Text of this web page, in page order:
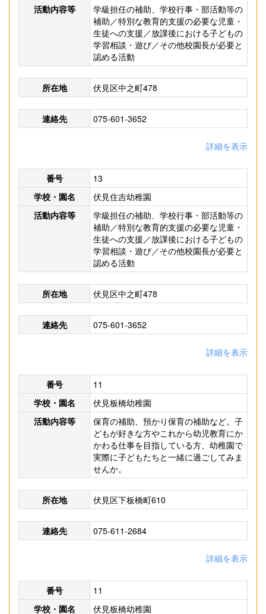
活動内容等
学級担任の補助、学校行事・部活動等の
補助／特別な教育的支援の必要な児童・
生徒への支援／放課後における子どもの
学習相談・遊び／その他校園長が必要と
認める活動
所在地 伏見区中之町478
連絡先 075-601-3652
詳細を表示
番号
13
学校・園名
伏見住吉幼稚園
活動内容等
学級担任の補助、学校行事・部活動等の
補助／特別な教育的支援の必要な児童・
生徒への支援／放課後における子どもの
学習相談・遊び／その他校園長が必要と
認める活動
所在地 伏見区中之町478
連絡先 075-601-3652
詳細を表示
番号
11
学校・園名
伏見板橋幼稚園
活動内容等
保育の補助、預かり保育の補助など。子
どもが好きな方やこれから幼児教育にか
かわる仕事を目指している方、幼稚園で
実際に子どもたちと一緒に過ごしてみま
せんか。
所在地 伏見区下板橋町610
連絡先 075-611-2684
詳細を表示
番号
11
学校・園名
伏見板橋幼稚園